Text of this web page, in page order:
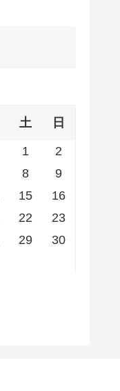
土 日
1
2
8
9
15
16
22
23
29
30